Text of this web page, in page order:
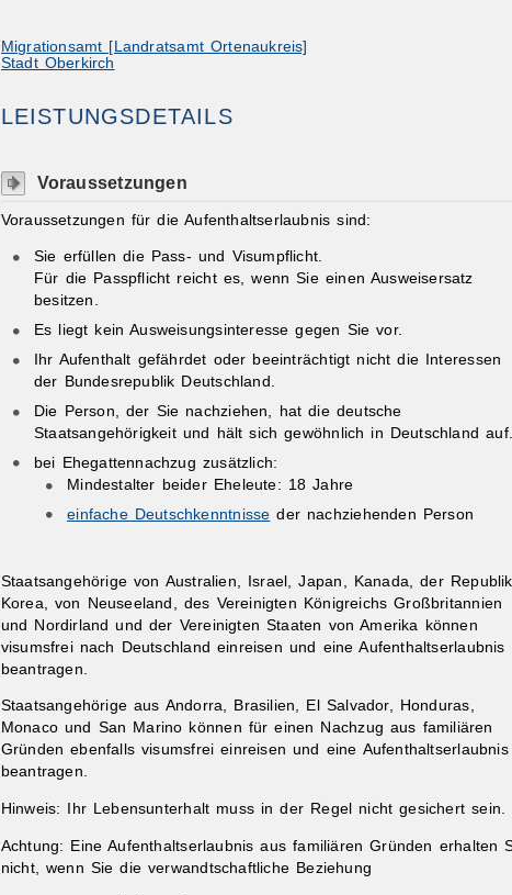
Migrationsamt [Landratsamt Ortenaukreis]
Stadt Oberkirch
LEISTUNGSDETAILS
Voraussetzungen
Voraussetzungen für die Aufenthaltserlaubnis sind:
Sie erfüllen die Pass- und Visumpflicht.
Für die Passpflicht reicht es, wenn Sie einen Ausweisersatz
besitzen.
Es liegt kein Ausweisungsinteresse gegen Sie vor.
Ihr Aufenthalt gefährdet oder beeinträchtigt nicht die Interessen
der Bundesrepublik Deutschland.
Die Person, der Sie nachziehen, hat die deutsche
Staatsangehörigkeit und hält sich gewöhnlich in Deutschland auf.
bei Ehegattennachzug zusätzlich:
Mindestalter beider Eheleute: 18 Jahre
einfache Deutschkenntnisse der nachziehenden Person
Staatsangehörige von Australien, Israel, Japan, Kanada, der Republik
Korea, von Neuseeland, des Vereinigten Königreichs Großbritannien
und Nordirland und der Vereinigten Staaten von Amerika können
visumsfrei nach Deutschland einreisen und eine Aufenthaltserlaubnis
beantragen.
Staatsangehörige aus Andorra, Brasilien, El Salvador, Honduras,
Monaco und San Marino können für einen Nachzug aus familiären
Gründen ebenfalls visumsfrei einreisen und eine Aufenthaltserlaubnis
beantragen.
Hinweis: Ihr Lebensunterhalt muss in der Regel nicht gesichert sein.
Achtung: Eine Aufenthaltserlaubnis aus familiären Gründen erhalten
nicht, wenn Sie die verwandtschaftliche Beziehung